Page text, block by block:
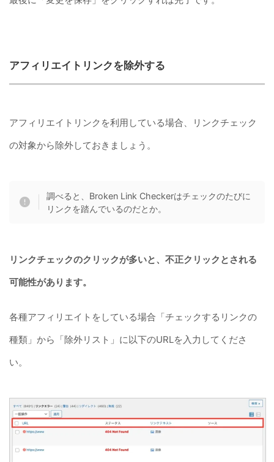
アフィリエイトリンクを除外する
アフィリエイトリンクを利用している場合、リンクチェック
の対象から除外しておきましょう。
調べると、Broken Link Checkerはチェックのたびに
リンクを踏んでいるのだとか。
リンクチェックのクリックが多いと、不正クリックとされる
可能性があります。
各種アフィリエイトをしている場合「チェックするリンクの
種類」から「除外リスト」に以下のURLを入力してくださ
い。